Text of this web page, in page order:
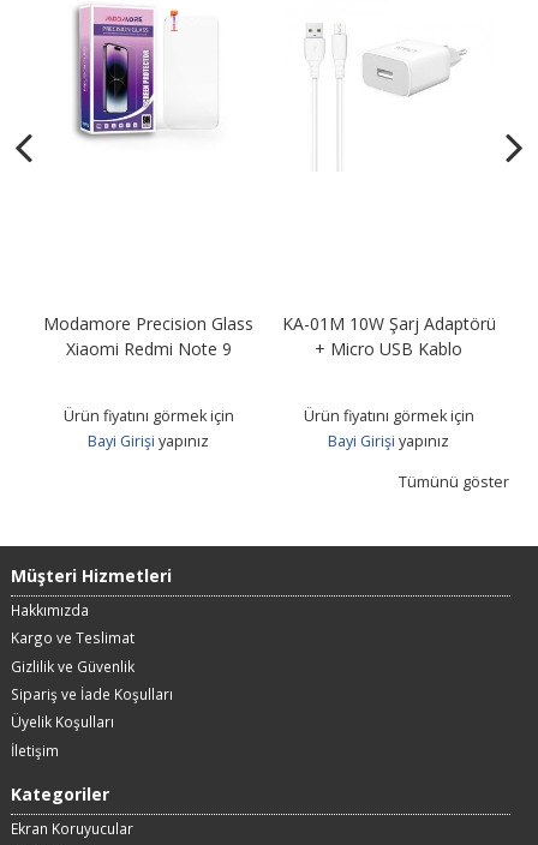
Modamore Precision Glass
Xiaomi Redmi Note 9
Ürün fiyatını görmek için
Bayi Girişi yapınız
KA-01M 10W Şarj Adaptörü
+ Micro USB Kablo
Ürün fiyatını görmek için
Bayi Girişi yapınız
Tümünü göster
Müşteri Hizmetleri
Hakkımızda
Kargo ve Teslimat
Gizlilik ve Güvenlik
Sipariş ve İade Koşulları
Üyelik Koşulları
İletişim
Kategoriler
Ekran Koruyucular